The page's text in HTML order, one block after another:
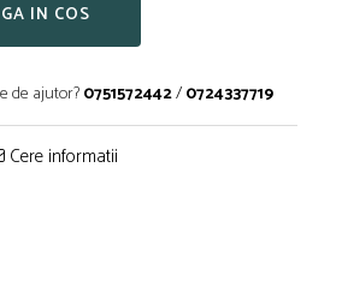
IN COS
de ajutor?0751572442/0724337719
Cere informatii